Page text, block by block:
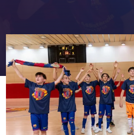
FC Barcelona club badge